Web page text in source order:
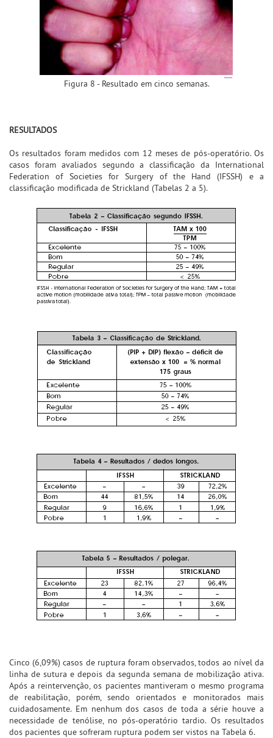
Figura 8 - Resultado em cinco semanas.
RESULTADOS
Os resultados foram medidos com 12 meses de pós-operatório. Os
casos foram avaliados segundo a classificação da International
Federation of Societies for Surgery of the Hand (IFSSH) e a
classificação modificada de Strickland (Tabelas 2 a 5).
Cinco (6,09%) casos de ruptura foram observados, todos ao nível da
linha de sutura e depois da segunda semana de mobilização ativa.
Após a reintervenção, os pacientes mantiveram o mesmo programa
de reabilitação, porém, sendo orientados e monitorados mais
cuidadosamente. Em nenhum dos casos de toda a série houve a
necessidade de tenólise, no pós-operatório tardio. Os resultados
dos pacientes que sofreram ruptura podem ser vistos na Tabela 6.